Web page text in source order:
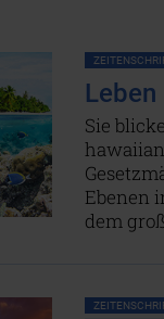
Sie
Ebenen
dem